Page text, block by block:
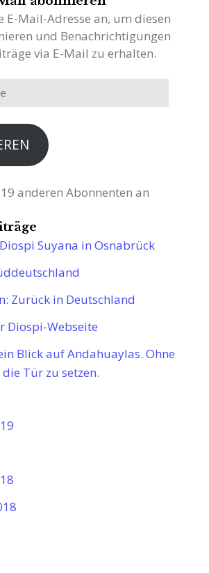
E-Mail-Adresse an, um diesen
und Benachrichtigungen
via E-Mail zu erhalten.
anderen Abonnenten an
Suyana in Osnabrück
Zurück in Deutschland
Diospi-Webseite
Blick auf Andahuaylas. Ohne
Tür zu setzen.